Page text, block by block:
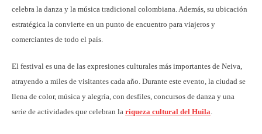
celebra la danza y la música tradicional colombiana. Además, su ubicación
estratégica la convierte en un punto de encuentro para viajeros y
comerciantes de todo el país.
El festival es una de las expresiones culturales más importantes de Neiva,
atrayendo a miles de visitantes cada año. Durante este evento, la ciudad se
llena de color, música y alegría, con desfiles, concursos de danza y una
serie de actividades que celebran la riqueza cultural del Huila.